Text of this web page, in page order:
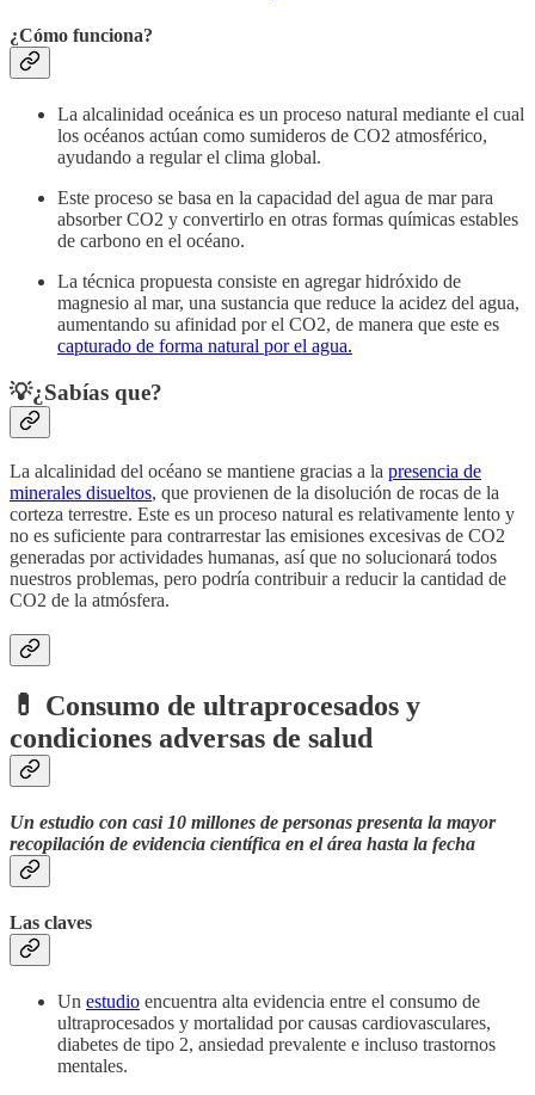
¿Cómo funciona?
La alcalinidad oceánica es un proceso natural mediante el cual
los océanos actúan como sumideros de CO2 atmosférico,
ayudando a regular el clima global.
Este proceso se basa en la capacidad del agua de mar para
absorber CO2 y convertirlo en otras formas químicas estables
de carbono en el océano.
La técnica propuesta consiste en agregar hidróxido de
magnesio al mar, una sustancia que reduce la acidez del agua,
aumentando su afinidad por el CO2, de manera que este es
capturado de forma natural por el agua.
💡¿Sabías que?
La alcalinidad del océano se mantiene gracias a la presencia de
minerales disueltos, que provienen de la disolución de rocas de la
corteza terrestre. Este es un proceso natural es relativamente lento y
no es suficiente para contrarrestar las emisiones excesivas de CO2
generadas por actividades humanas, así que no solucionará todos
nuestros problemas, pero podría contribuir a reducir la cantidad de
CO2 de la atmósfera.
💊 Consumo de ultraprocesados y
condiciones adversas de salud
Un estudio con casi 10 millones de personas presenta la mayor
recopilación de evidencia científica en el área hasta la fecha
Las claves
Un estudio encuentra alta evidencia entre el consumo de
ultraprocesados y mortalidad por causas cardiovasculares,
diabetes de tipo 2, ansiedad prevalente e incluso trastornos
mentales.